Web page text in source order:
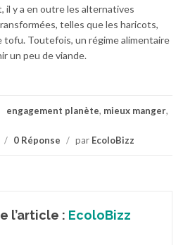
il y a en outre les alternatives
telles que les haricots,
tofu. Toutefois, un régime alimentaire
un peu de viande.
engagement planète, mieux manger,
/ 0 Réponse / par EcoloBizz
l’article : EcoloBizz